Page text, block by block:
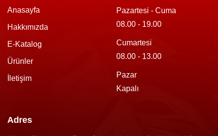
Anasayfa
Hakkımızda
E-Katalog
Ürünler
İletişim
Pazartesi - Cuma
08.00 - 19.00
Cumartesi
08.00 - 13.00
Pazar
Kapalı
Adres